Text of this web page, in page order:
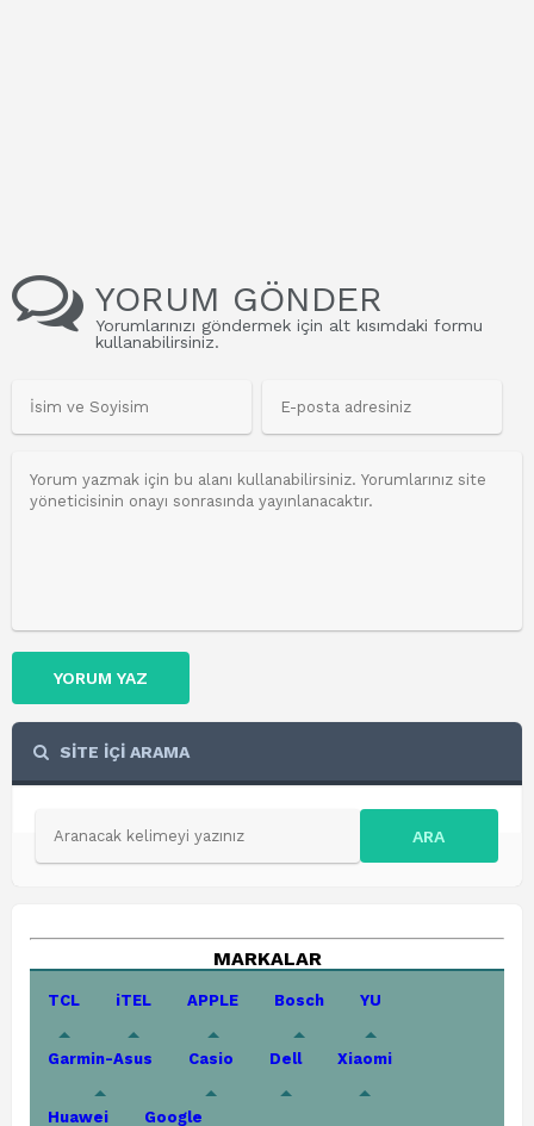
YORUM GÖNDER
Yorumlarınızı göndermek için alt kısımdaki formu
kullanabilirsiniz.
YORUM YAZ
SİTE İÇİ ARAMA
ARA
MARKALAR
TCL iTEL APPLE Bosch YU
Garmin-Asus Casio Dell Xiaomi
Huawei Google